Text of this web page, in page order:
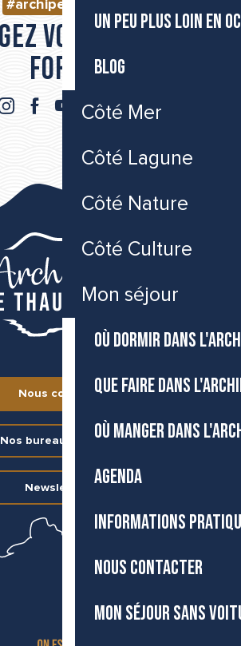
UN PEU PLUS LOIN EN
BLOG
Côté Mer
Côté Lagune
Côté Nature
Côté Culture
Mon séjour
OÙ DORMIR DANS
QUE FAIRE DANS
OÙ MANGER DANS
AGENDA
INFORMATIONS
NOUS CONTACTER
MON SÉJOUR SANS
#archipeldethau
vos moments
forts
Nous contacter
Nos bureaux d’accueil
Newsletter